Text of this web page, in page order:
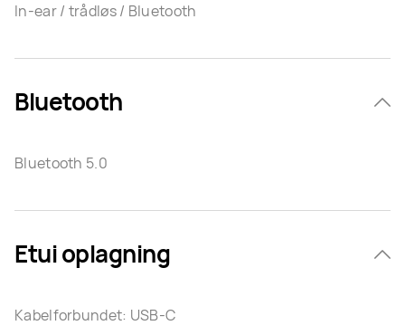
In-ear / trådløs / Bluetooth
Bluetooth
Bluetooth 5.0
Etui oplagning
Kabelforbundet: USB-C